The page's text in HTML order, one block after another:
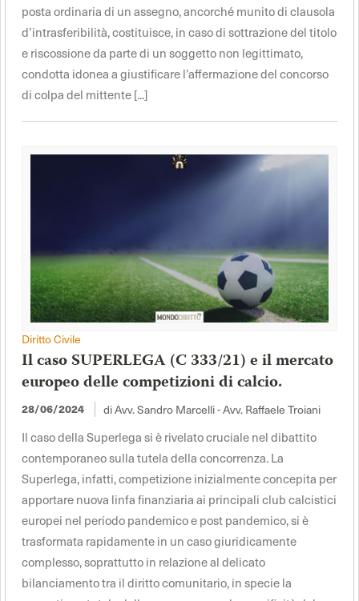
posta ordinaria di un assegno, ancorché munito di clausola
d’intrasferibilità, costituisce, in caso di sottrazione del titolo
e riscossione da parte di un soggetto non legittimato,
condotta idonea a giustificare l’affermazione del concorso
di colpa del mittente [...]
Diritto Civile
Il caso SUPERLEGA (C 333/21) e il mercato
europeo delle competizioni di calcio.
28/06/2024 di Avv. Sandro Marcelli - Avv. Raffaele Troiani
Il caso della Superlega si è rivelato cruciale nel dibattito
contemporaneo sulla tutela della concorrenza. La
Superlega, infatti, competizione inizialmente concepita per
apportare nuova linfa finanziaria ai principali club calcistici
europei nel periodo pandemico e post pandemico, si è
trasformata rapidamente in un caso giuridicamente
complesso, soprattutto in relazione al delicato
bilanciamento tra il diritto comunitario, in specie la